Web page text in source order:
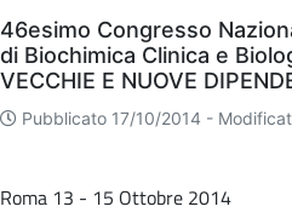
Archivio
46esimo Congresso
di Biochimica Clinica e
VECCHIE E NUOVE
Pubblicato 17/10/2014 -
Roma 13 - 15 Ottobre 2014